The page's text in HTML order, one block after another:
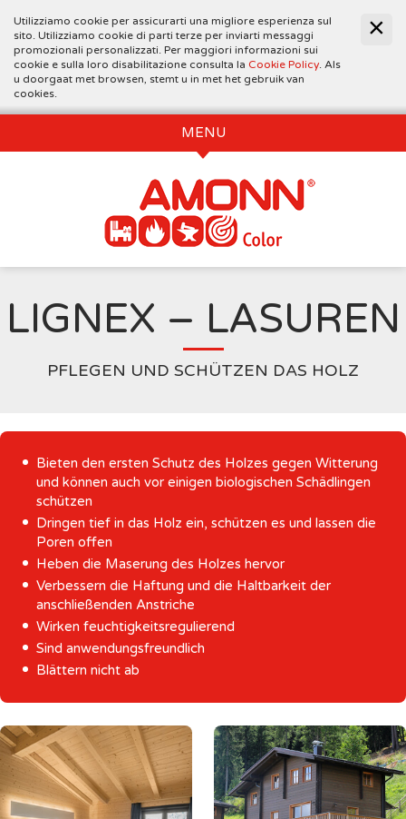
Utilizziamo cookie per assicurarti una migliore esperienza sul
sito. Utilizziamo cookie di parti terze per inviarti messaggi
promozionali personalizzati. Per maggiori informazioni sui
cookie e sulla loro disabilitazione consulta la Cookie Policy. Als
u doorgaat met browsen, stemt u in met het gebruik van
cookies.
MENU
LIGNEX – LASUREN
PFLEGEN UND SCHÜTZEN DAS HOLZ
Bieten den ersten Schutz des Holzes gegen Witterung
und können auch vor einigen biologischen Schädlingen
schützen
Dringen tief in das Holz ein, schützen es und lassen die
Poren offen
Heben die Maserung des Holzes hervor
Verbessern die Haftung und die Haltbarkeit der
anschließenden Anstriche
Wirken feuchtigkeitsregulierend
Sind anwendungsfreundlich
Blättern nicht ab